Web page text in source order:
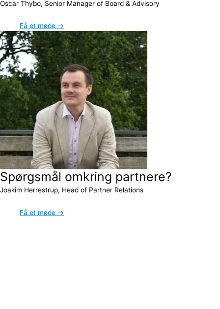
Oscar Thybo, Senior Manager of Board & Advisory
Få et møde →
Spørgsmål omkring partnere?
Joakim Herrestrup, Head of Partner Relations
Få et møde →